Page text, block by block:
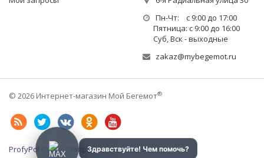
Пн-Чт: с 9:00 до 17:00
Пятница: с 9:00 до 16:00
Суб, Вск - выходные
zakaz@mybegemot.ru
© 2026 Интернет-магазин Мой Бегемот®
ProfyPol Group Company LLC